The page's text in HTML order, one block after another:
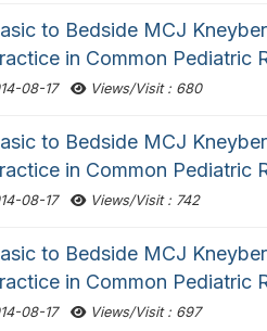
to Bedside MCJ
in Common Pediatric
08-17 Views/Visit : 680
to Bedside MCJ
in Common Pediatric
08-17 Views/Visit : 742
to Bedside MCJ
in Common Pediatric
08-17 Views/Visit : 697